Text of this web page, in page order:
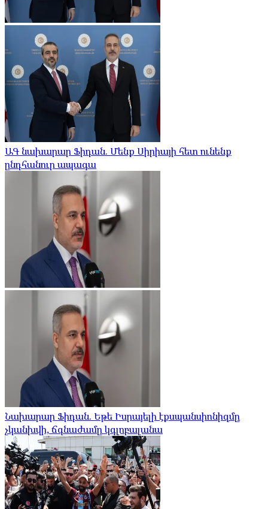
ԱԳ նախարար Ֆիդան. Մենք Սիրիայի հետ ունենք
ընդհանուր ապագա
Նախարար Ֆիդան. Եթե Իսրայելի էքսպանսիոնիզմը
չկանխվի, ճգնաժամը կգլոբալանա